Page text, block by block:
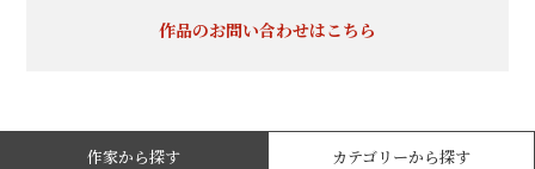
作品のお問い合わせはこちら
作家から探す カテゴリーから探す